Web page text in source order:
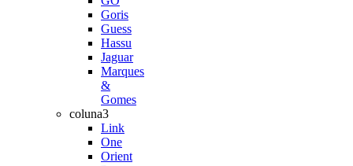
Goris
Guess
Hassu
Jaguar
Marques
&
Gomes
coluna3
Link
One
Orient